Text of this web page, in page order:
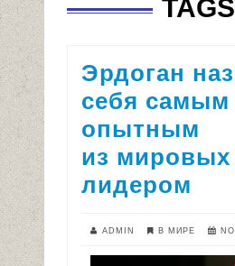
TAGS
Эрдоган
себя самым
опытным
из мировых
лидером
ADMIN В МИРЕ